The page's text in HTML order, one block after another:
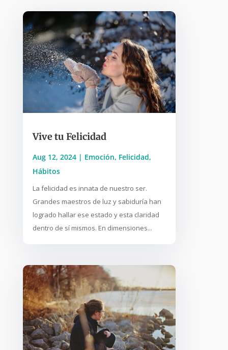
Vive tu Felicidad
Aug 12, 2024| Emoción, Felicidad,
Hábitos
La felicidad es innata de nuestro ser.
Grandes maestros de luz y sabiduría han
logrado hallar ese estado y esta claridad
dentro de sí mismos. En dimensiones...